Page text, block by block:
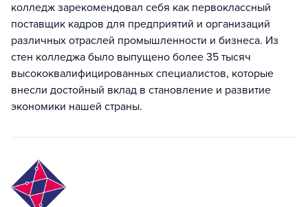
колледж зарекомендовал себя как первоклассный
поставщик кадров для предприятий и организаций
различных отраслей промышленности и бизнеса. Из
стен колледжа было выпущено более 35 тысяч
высококвалифицированных специалистов, которые
внесли достойный вклад в становление и развитие
экономики нашей страны.